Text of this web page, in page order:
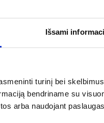
Išsami
turinį bei
bendriname su
arba naudojant